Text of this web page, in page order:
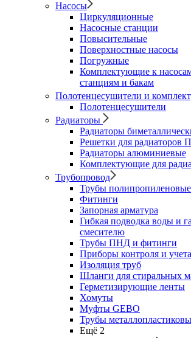
Насосы
Циркуляционные
Насосные станции
Повысительные
Поверхностные насосы
Погружные
Комплектующие к
станциям и бакам
Полотенцесушители и
Полотенцесушители
Радиаторы
Радиаторы
Решетки для радиаторов
Радиаторы алюминиевые
Комплектующие для
Трубопровод
Трубы
Фитинги
Запорная арматура
Гибкая подводка воды и
смесителю
Трубы ПНД и фитинги
Приборы контроля и учета
Изоляция труб
Шланги для стиральных
Герметизирующие ленты
Хомуты
Муфты GEBO
Трубы
Ещё 2